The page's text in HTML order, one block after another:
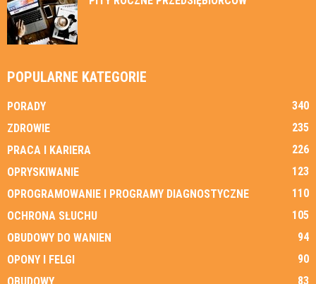
POPULARNE KATEGORIE
PORADY
340
ZDROWIE
235
PRACA I KARIERA
226
OPRYSKIWANIE
123
OPROGRAMOWANIE I PROGRAMY DIAGNOSTYCZNE
110
OCHRONA SŁUCHU
105
OBUDOWY DO WANIEN
94
OPONY I FELGI
90
83